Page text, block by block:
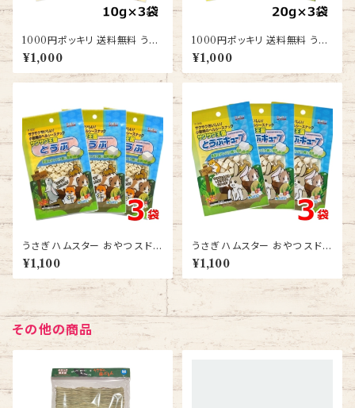
1000円ポッキリ 送料無料 うさ
ぎ ハムスター おやつ とうふ マ
ルカン こしたてプチ豆腐 10g 3
個セット お試し ポイント消化
¥1,000
1000円ポッキリ 送料無料 うさ
ぎ ハムスター モルモット おやつ
コーン マルカン つみたてコーン
20g 3個セット お試し ポイント
¥1,000
うさぎ ハムスター おやつ スドー
サクサク王国 とうふ 10ｇ 3袋
送料無料
¥1,100
うさぎ ハムスター おやつ スドー
サクサク王国 とうふキューブ 10
ｇ 3袋 送料無料
¥1,100
その他の商品